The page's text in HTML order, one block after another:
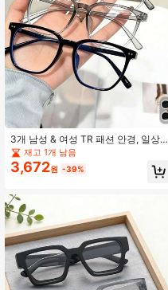
3개 남성 & 여성 TR 패션 안경, 일상용
컴퓨터 게임 안경
재고 1개 남음
3,672원 -39%